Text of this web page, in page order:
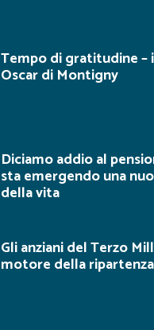
Tempo di gratitudine –
Oscar di Montigny
Diciamo addio al
sta emergendo una
della vita
Gli anziani del Terzo
motore della ripartenza